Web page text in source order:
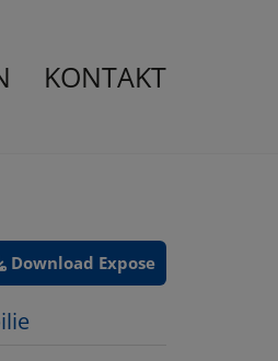
KONTAKT
Download Expose